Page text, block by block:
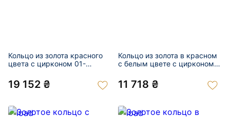
Кольцо из золота красного
цвета с цирконом 01-
19 152 ₴
Кольцо из золота в красном
с белым цвете с цирконом
11 718 ₴